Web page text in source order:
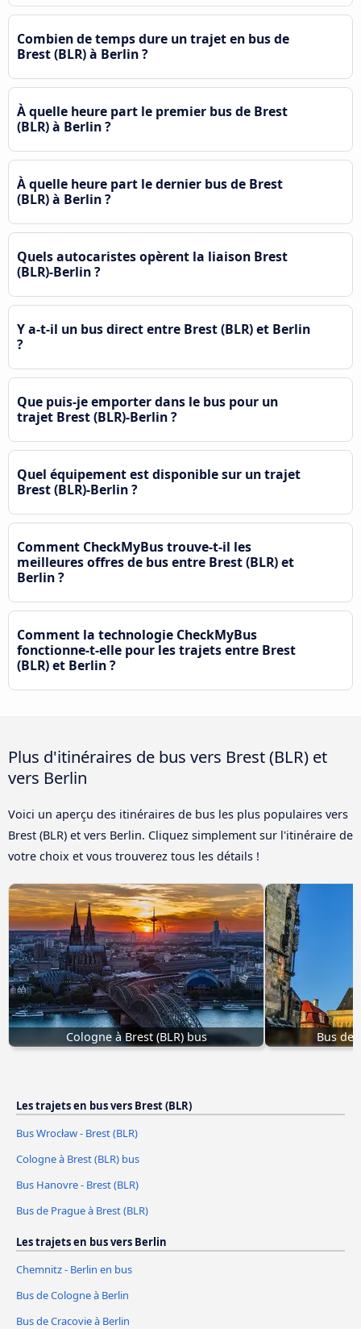
Combien de temps dure un trajet en bus de
Brest (BLR) à Berlin ?
À quelle heure part le premier bus de Brest
(BLR) à Berlin ?
À quelle heure part le dernier bus de Brest
(BLR) à Berlin ?
Quels autocaristes opèrent la liaison Brest
(BLR)-Berlin ?
Y a-t-il un bus direct entre Brest (BLR) et Berlin
?
Que puis-je emporter dans le bus pour un
trajet Brest (BLR)-Berlin ?
Quel équipement est disponible sur un trajet
Brest (BLR)-Berlin ?
Comment CheckMyBus trouve-t-il les
meilleures offres de bus entre Brest (BLR) et
Berlin ?
Comment la technologie CheckMyBus
fonctionne-t-elle pour les trajets entre Brest
(BLR) et Berlin ?
Plus d'itinéraires de bus vers Brest (BLR) et
vers Berlin
Voici un aperçu des itinéraires de bus les plus populaires vers
Brest (BLR) et vers Berlin. Cliquez simplement sur l'itinéraire de
votre choix et vous trouverez tous les détails !
Cologne à Brest (BLR) bus Bus de
Les trajets en bus vers Brest (BLR)
Bus Wrocław - Brest (BLR)
Cologne à Brest (BLR) bus
Bus Hanovre - Brest (BLR)
Bus de Prague à Brest (BLR)
Les trajets en bus vers Berlin
Chemnitz - Berlin en bus
Bus de Cologne à Berlin
Bus de Cracovie à Berlin